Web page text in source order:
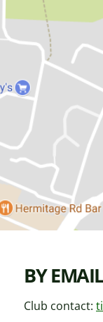
BY
Club contact: